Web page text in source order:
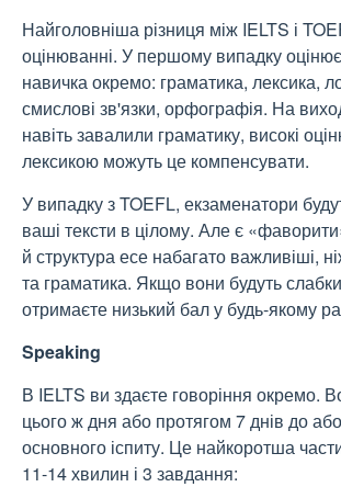
Найголовніша різниця між IELTS і
оцінюванні. У першому випадку
навичка окремо: граматика, лексика,
смислові зв'язки, орфографія. На
навіть завалили граматику, високі
лексикою можуть це компенсувати.
У випадку з TOEFL, екзаменатори
ваші тексти в цілому. Але є
й структура есе набагато важливіші,
та граматика. Якщо вони будуть
отримаєте низький бал у будь-якому
Speaking
В IELTS ви здаєте говоріння окремо.
цього ж дня або протягом 7 днів до
основного іспиту. Це найкоротша
11-14 хвилин і 3 завдання: